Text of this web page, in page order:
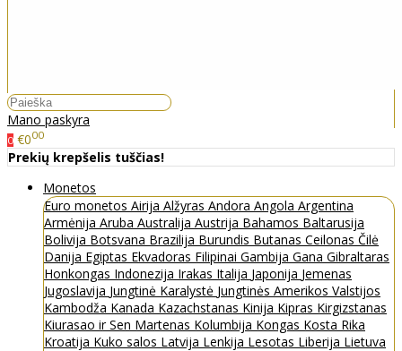
Mano paskyra
0 €000
Prekių krepšelis tuščias!
Monetos
Euro monetos Airija Alžyras Andora Angola Argentina
Armėnija Aruba Australija Austrija Bahamos Baltarusija
Bolivija Botsvana Brazilija Burundis Butanas Ceilonas Čilė
Danija Egiptas Ekvadoras Filipinai Gambija Gana Gibraltaras
Honkongas Indonezija Irakas Italija Japonija Jemenas
Jugoslavija Jungtinė Karalystė Jungtinės Amerikos Valstijos
Kambodža Kanada Kazachstanas Kinija Kipras Kirgizstanas
Kiurasao ir Sen Martenas Kolumbija Kongas Kosta Rika
Kroatija Kuko salos Latvija Lenkija Lesotas Liberija Lietuva